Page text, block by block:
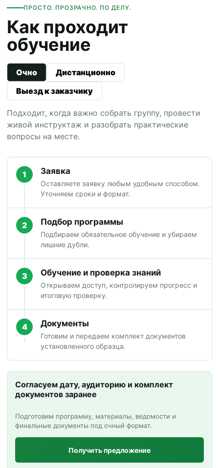
ПРОСТО. ПРОЗРАЧНО. ПО ДЕЛУ.
Как проходит
обучение
Очно
Дистанционно
Выезд к заказчику
Подходит, когда важно собрать группу, провести
живой инструктаж и разобрать практические
вопросы на месте.
1 Заявка
Оставляете заявку любым удобным способом.
Уточняем сроки и формат.
2 Подбор программы
Подбираем обязательное обучение и убираем
лишние дубли.
3 Обучение и проверка знаний
Открываем доступ, контролируем прогресс и
итоговую проверку.
4 Документы
Готовим и передаем комплект документов
установленного образца.
Согласуем дату, аудиторию и комплект
документов заранее
Подготовим программу, материалы, ведомости и
финальные документы под очный формат.
Получить предложение